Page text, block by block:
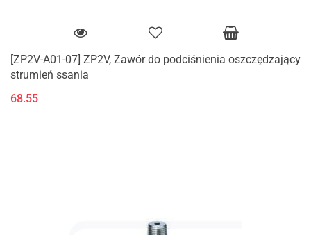
[ZP2V-A01-07] ZP2V, Zawór do podciśnienia oszczędzający
strumień ssania
68.55